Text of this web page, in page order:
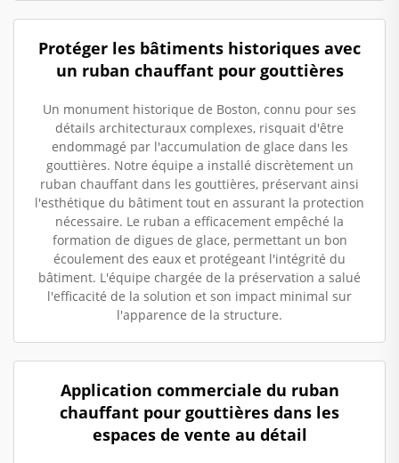
Protéger les bâtiments historiques avec
un ruban chauffant pour gouttières
Un monument historique de Boston, connu pour ses
détails architecturaux complexes, risquait d'être
endommagé par l'accumulation de glace dans les
gouttières. Notre équipe a installé discrètement un
ruban chauffant dans les gouttières, préservant ainsi
l'esthétique du bâtiment tout en assurant la protection
nécessaire. Le ruban a efficacement empêché la
formation de digues de glace, permettant un bon
écoulement des eaux et protégeant l'intégrité du
bâtiment. L'équipe chargée de la préservation a salué
l'efficacité de la solution et son impact minimal sur
l'apparence de la structure.
Application commerciale du ruban
chauffant pour gouttières dans les
espaces de vente au détail